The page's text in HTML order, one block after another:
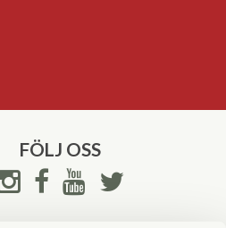
FÖLJ OSS